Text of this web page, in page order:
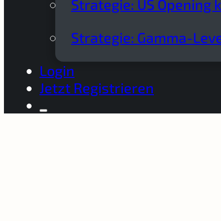
Strategie: US Opening
Strategie: Gamma-
Login
Jetzt Registrieren